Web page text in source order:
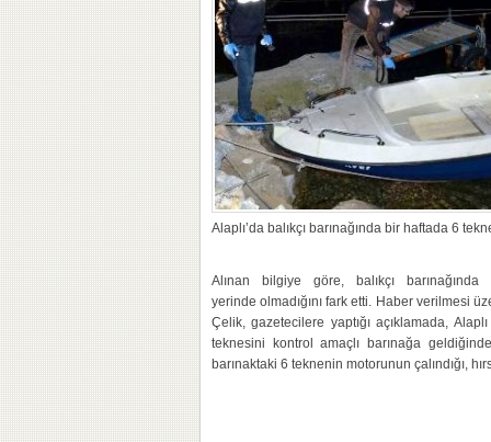
Alaplı’da balıkçı barınağında bir haftada 6
Alınan bilgiye göre, balıkçı
yerinde olmadığını fark etti. Haber verilmesi
Çelik, gazetecilere yaptığı açıklamada, Alaplı
teknesini kontrol amaçlı barınağa
barınaktaki 6 teknenin motorunun çalındığı,